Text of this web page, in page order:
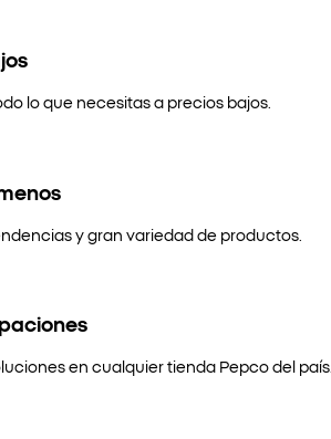
lo que necesitas a precios bajos.
y gran variedad de productos.
en cualquier tienda Pepco del país.